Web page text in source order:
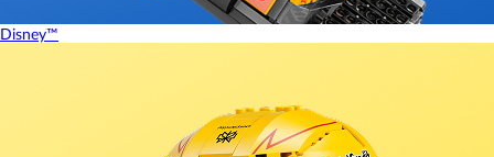
Disney™